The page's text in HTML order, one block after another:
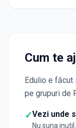
Cum te
Edulio e făcut
pe grupuri de
✓Vezi unde
Nu suna